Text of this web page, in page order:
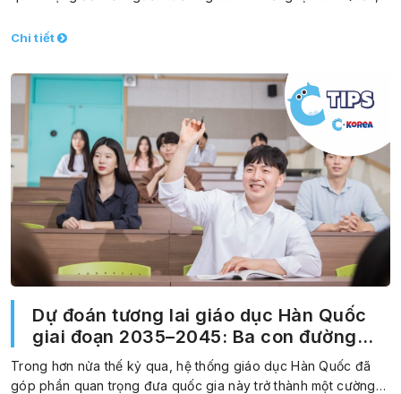
Chi tiết
Dự đoán tương lai giáo dục Hàn Quốc
giai đoạn 2035–2045: Ba con đường
chiến lược cho đổi mới giáo dục
Trong hơn nửa thế kỷ qua, hệ thống giáo dục Hàn Quốc đã
góp phần quan trọng đưa quốc gia này trở thành một cường…